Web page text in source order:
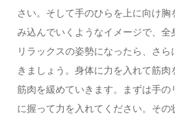
さい。そして手のひらを上に向け
み込んでいくようなイメージで、全
リラックスの姿勢になったら、さ
きましょう。身体に力を入れて筋
筋肉を緩めていきます。まずは手の
に握って力を入れてください。その